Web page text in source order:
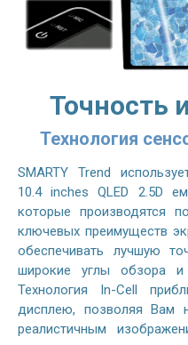
Точность
Технология
SMARTY Trend
10.4 inches QLED 2.5D
которые производятся
ключевых преимуществ
обеспечивать лучшую
широкие углы обзора и
Технология In-Cell
дисплею, позволяя Вам
реалистичным